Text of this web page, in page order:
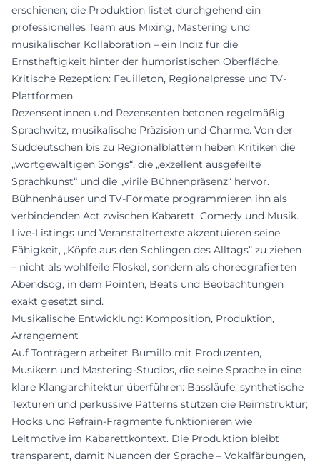
erschienen; die Produktion listet durchgehend ein
professionelles Team aus Mixing, Mastering und
musikalischer Kollaboration – ein Indiz für die
Ernsthaftigkeit hinter der humoristischen Oberfläche.
Kritische Rezeption: Feuilleton, Regionalpresse und TV-
Plattformen
Rezensentinnen und Rezensenten betonen regelmäßig
Sprachwitz, musikalische Präzision und Charme. Von der
Süddeutschen bis zu Regionalblättern heben Kritiken die
„wortgewaltigen Songs“, die „exzellent ausgefeilte
Sprachkunst“ und die „virile Bühnenpräsenz“ hervor.
Bühnenhäuser und TV-Formate programmieren ihn als
verbindenden Act zwischen Kabarett, Comedy und Musik.
Live-Listings und Veranstaltertexte akzentuieren seine
Fähigkeit, „Köpfe aus den Schlingen des Alltags“ zu ziehen
– nicht als wohlfeile Floskel, sondern als choreografierten
Abendsog, in dem Pointen, Beats und Beobachtungen
exakt gesetzt sind.
Musikalische Entwicklung: Komposition, Produktion,
Arrangement
Auf Tonträgern arbeitet Bumillo mit Produzenten,
Musikern und Mastering-Studios, die seine Sprache in eine
klare Klangarchitektur überführen: Bassläufe, synthetische
Texturen und perkussive Patterns stützen die Reimstruktur;
Hooks und Refrain-Fragmente funktionieren wie
Leitmotive im Kabarettkontext. Die Produktion bleibt
transparent, damit Nuancen der Sprache – Vokalfärbungen,